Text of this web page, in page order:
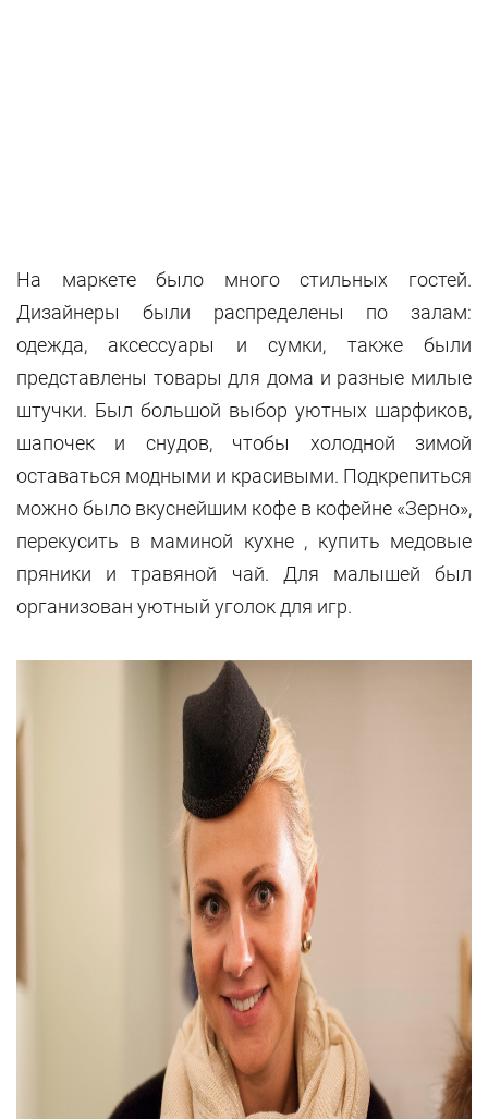
На маркете было много стильных гостей.
Дизайнеры были распределены по залам:
одежда, аксессуары и сумки, также были
представлены товары для дома и разные милые
штучки. Был большой выбор уютных шарфиков,
шапочек и снудов, чтобы холодной зимой
оставаться модными и красивыми. Подкрепиться
можно было вкуснейшим кофе в кофейне «Зерно»,
перекусить в маминой кухне , купить медовые
пряники и травяной чай. Для малышей был
организован уютный уголок для игр.